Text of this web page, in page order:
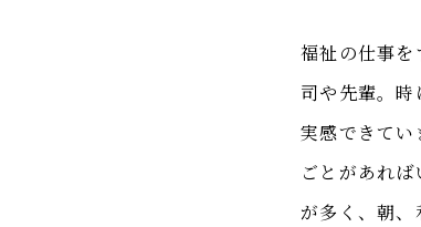
福祉の仕事
司や先輩。
実感できて
ごとがあれ
が多く、朝